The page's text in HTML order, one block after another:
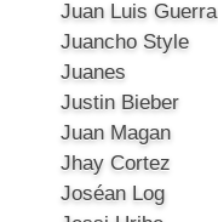
Juan Luis Guerra
Juancho Style
Juanes
Justin Bieber
Juan Magan
Jhay Cortez
Joséan Log